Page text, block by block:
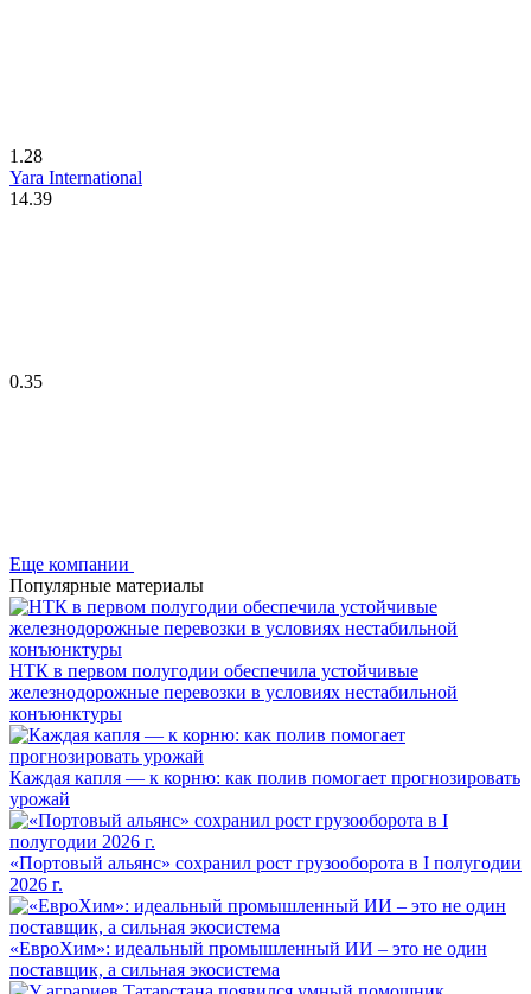
1.28
Yara International
14.39
0.35
Еще компании
Популярные материалы
НТК в первом полугодии обеспечила устойчивые
железнодорожные перевозки в условиях нестабильной
конъюнктуры
Каждая капля — к корню: как полив помогает прогнозировать
урожай
«Портовый альянс» сохранил рост грузооборота в I полугодии
2026 г.
«ЕвроХим»: идеальный промышленный ИИ – это не один
поставщик, а сильная экосистема